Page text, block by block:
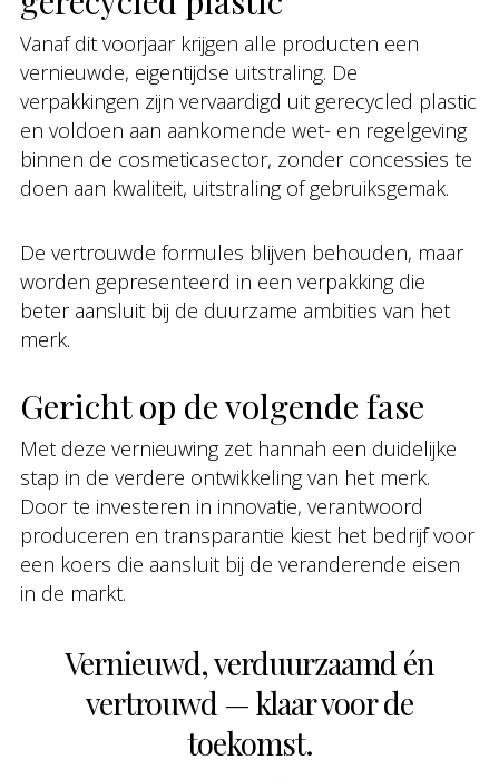
Vanaf dit voorjaar krijgen alle producten een
vernieuwde, eigentijdse uitstraling. De
verpakkingen zijn vervaardigd uit gerecycled plastic
en voldoen aan aankomende wet- en regelgeving
binnen de cosmeticasector, zonder concessies te
doen aan kwaliteit, uitstraling of gebruiksgemak.
De vertrouwde formules blijven behouden, maar
worden gepresenteerd in een verpakking die
beter aansluit bij de duurzame ambities van het
merk.
Gericht op de volgende fase
Met deze vernieuwing zet hannah een duidelijke
stap in de verdere ontwikkeling van het merk.
Door te investeren in innovatie, verantwoord
produceren en transparantie kiest het bedrijf voor
een koers die aansluit bij de veranderende eisen
in de markt.
Vernieuwd, verduurzaamd én
vertrouwd — klaar voor de
toekomst.